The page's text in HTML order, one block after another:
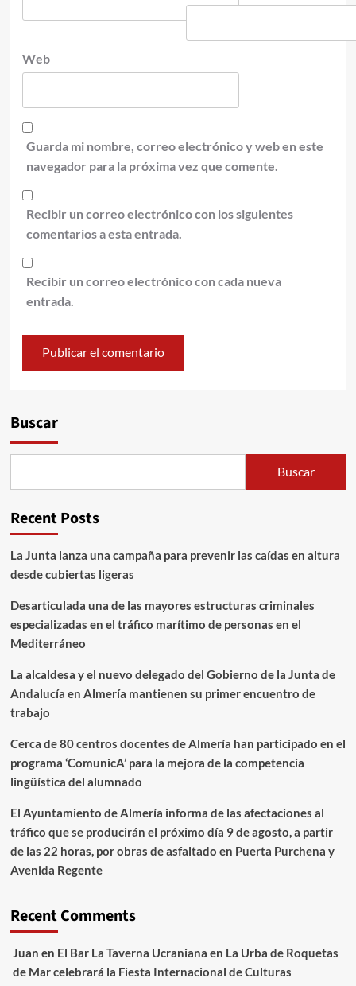
Web
Guarda mi nombre, correo electrónico y web en este
navegador para la próxima vez que comente.
Recibir un correo electrónico con los siguientes
comentarios a esta entrada.
Recibir un correo electrónico con cada nueva
entrada.
Buscar
Buscar
Recent Posts
La Junta lanza una campaña para prevenir las caídas en altura
desde cubiertas ligeras
Desarticulada una de las mayores estructuras criminales
especializadas en el tráfico marítimo de personas en el
Mediterráneo
La alcaldesa y el nuevo delegado del Gobierno de la Junta de
Andalucía en Almería mantienen su primer encuentro de
trabajo
Cerca de 80 centros docentes de Almería han participado en el
programa ‘ComunicA’ para la mejora de la competencia
lingüística del alumnado
El Ayuntamiento de Almería informa de las afectaciones al
tráfico que se producirán el próximo día 9 de agosto, a partir
de las 22 horas, por obras de asfaltado en Puerta Purchena y
Avenida Regente
Recent Comments
Juan en El Bar La Taverna Ucraniana en La Urba de Roquetas
de Mar celebrará la Fiesta Internacional de Culturas